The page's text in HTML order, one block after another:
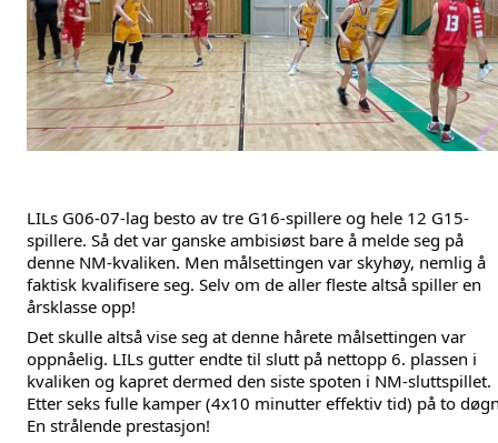
LILs G06-07-lag besto av tre G16-spillere og hele 12 G15-
spillere. Så det var ganske ambisiøst bare å melde seg på
denne NM-kvaliken. Men målsettingen var skyhøy, nemlig å
faktisk kvalifisere seg. Selv om de aller fleste altså spiller en
årsklasse opp!
Det skulle altså vise seg at denne hårete målsettingen var
oppnåelig. LILs gutter endte til slutt på nettopp 6. plassen i
kvaliken og kapret dermed den siste spoten i NM-sluttspillet.
Etter seks fulle kamper (4x10 minutter effektiv tid) på to
En strålende prestasjon!